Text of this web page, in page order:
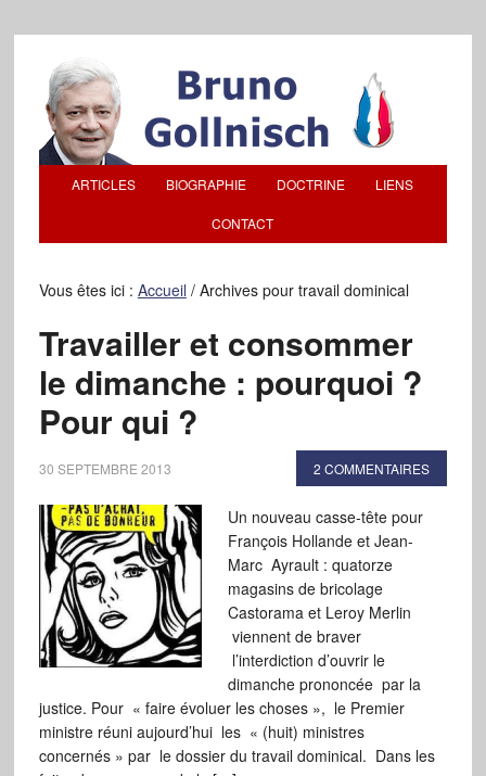
ARTICLES BIOGRAPHIE DOCTRINE LIENS
CONTACT
Vous êtes ici : Accueil /Archives pour travail dominical
Travailler et consommer
le dimanche : pourquoi ?
Pour qui ?
30 SEPTEMBRE 2013 2 COMMENTAIRES
Un nouveau casse-tête pour
François Hollande et Jean-
Marc Ayrault : quatorze
magasins de bricolage
Castorama et Leroy Merlin
viennent de braver
l’interdiction d’ouvrir le
dimanche prononcée par la
justice. Pour « faire évoluer les choses », le Premier
ministre réuni aujourd’hui les « (huit) ministres
concernés » par le dossier du travail dominical. Dans les